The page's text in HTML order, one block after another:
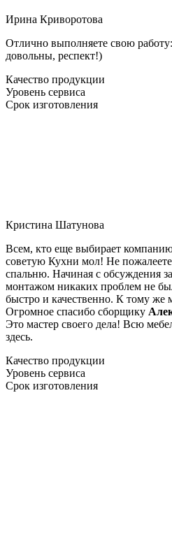
Ирина Криворотова
Отлично выполняете свою
довольны, респект!)
Качество продукции
Уровень сервиса
Срок изготовления
Кристина Шатунова
Всем, кто еще выбирает
советую Кухни мол! Не
спальню. Начиная с обсуждения
монтажом никаких проблем не
быстро и качественно. К тому же
Огромное спасибо сборщику
Это мастер своего дела! Всю
здесь.
Качество продукции
Уровень сервиса
Срок изготовления